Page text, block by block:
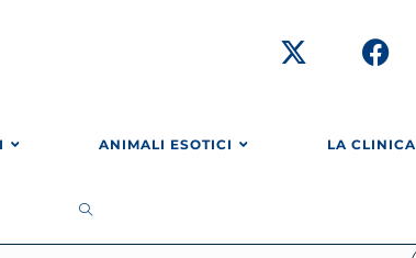
ANIMALI ESOTICI LA CLINICA